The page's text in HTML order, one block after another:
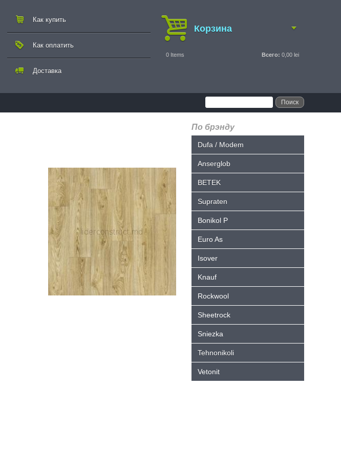
Как купить
Как оплатить
Доставка
Корзина
0 Items Всего: 0,00 lei
По брэнду
Dufa / Modem
Anserglob
BETEK
Supraten
Bonikol P
Euro As
Isover
Knauf
Rockwool
Sheetrock
Sniezka
Tehnonikoli
Vetonit